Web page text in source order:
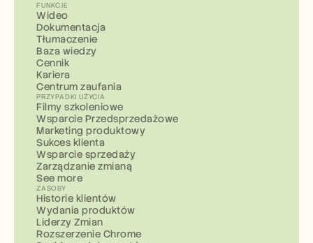
FUNKCJE
Wideo
Dokumentacja
Tłumaczenie
Baza wiedzy
Cennik
Kariera
Centrum zaufania
PRZYPADKI UŻYCIA
Filmy szkoleniowe
Wsparcie Przedsprzedażowe
Marketing produktowy
Sukces klienta
Wsparcie sprzedaży
Zarządzanie zmianą
See more
ZASOBY
Historie klientów
Wydania produktów
Liderzy Zmian
Rozszerzenie Chrome